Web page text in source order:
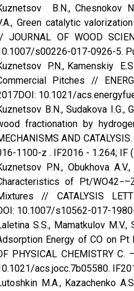
B.N., Chesnokov
Green catalytic
JOURNAL OF WOOD
s00226-017-0926-5.
P.N., Kamenskiy
Pitches //
10.1021/
B.N., Sudakova I.G.,
fractionation by
AND
1100-z . IF2016 - 1.264; IF
P.N., Obukhova
of Pt/
// CATALYSIS
10.1007/s10562-017-
S.S., Mamatkulov M.V.,
Energy of CO on Pt
PHYSICAL CHEMISTRY
acs.jocc.7b05580.
M.A., Kazachenko